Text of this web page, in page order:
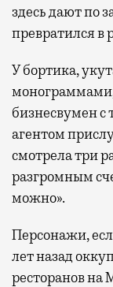
здесь дают по
превратился в
У бортика,
монограммами,
бизнесвумен с
агентом
смотрела три
разгромным
можно».
Персонажи,
лет назад
ресторанов на